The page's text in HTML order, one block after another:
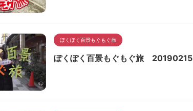
ぽくぽく百景もぐもぐ旅
ぽくぽく百景もぐもぐ旅 20190215